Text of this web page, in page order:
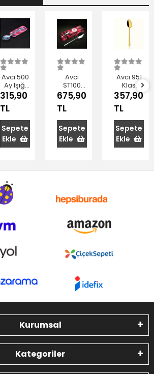
Avcı 500
Ay Işığı
Yemek
Kaşığı
19,5 cm
6'lı
315,90
TL
Sepete
Ekle
Avcı
ST100
Star
Yemek
Kaşığı 3
mm 12'li
675,90
TL
Sepete
Ekle
Avcı 951
Klas
Gold
Yemek
Kaşığı
3'lü
357,90
TL
Sepete
Ekle
Kurumsal
Kategoriler